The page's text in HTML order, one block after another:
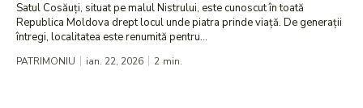
Satul Cosăuți, situat pe malul Nistrului, este cunoscut în toată
Republica Moldova drept locul unde piatra prinde viață. De generații
întregi, localitatea este renumită pentru...
PATRIMONIU ian. 22, 2026 2 min.